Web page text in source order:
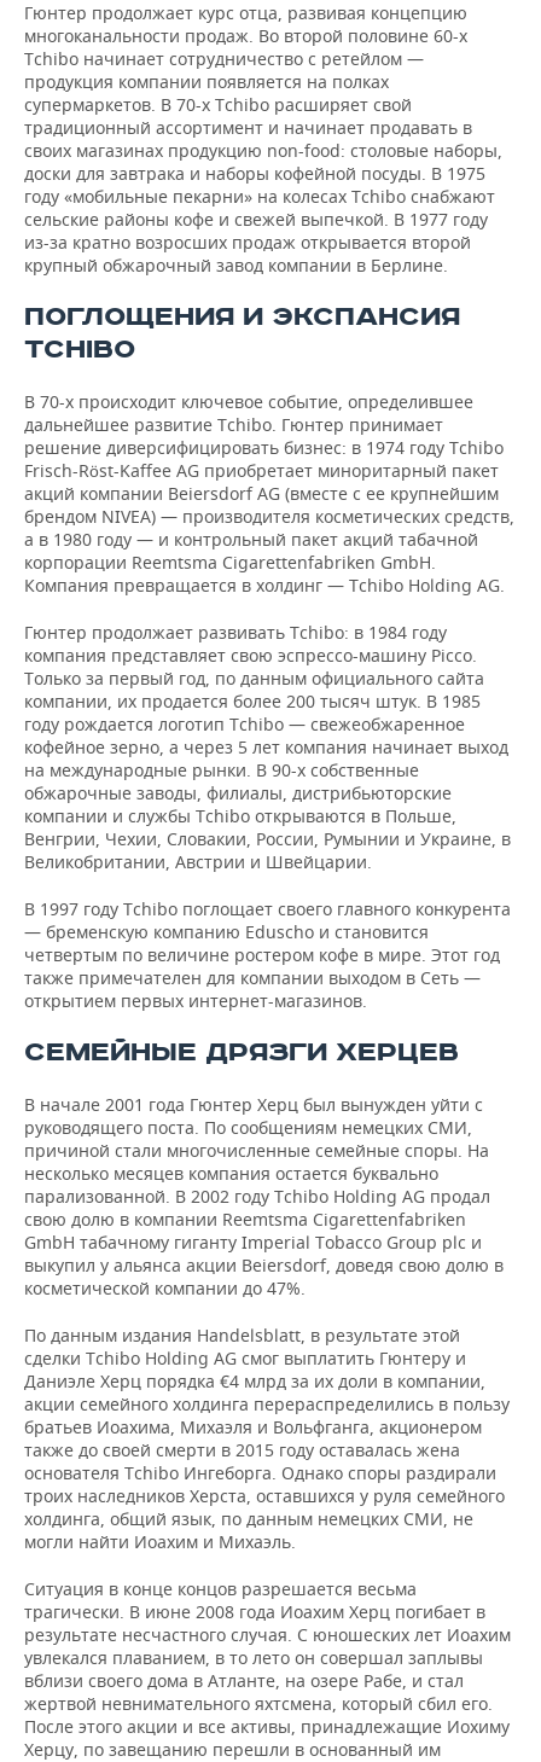
Гюнтер продолжает курс отца, развивая концепцию
многоканальности продаж. Во второй половине 60-х
Tchibo начинает сотрудничество с ретейлом —
продукция компании появляется на полках
супермаркетов. В 70-х Tchibo расширяет свой
традиционный ассортимент и начинает продавать в
своих магазинах продукцию non-food: столовые наборы,
доски для завтрака и наборы кофейной посуды. В 1975
году «мобильные пекарни» на колесах Tchibo снабжают
сельские районы кофе и свежей выпечкой. В 1977 году
из-за кратно возросших продаж открывается второй
крупный обжарочный завод компании в Берлине.
ПОГЛОЩЕНИЯ И ЭКСПАНСИЯ
TCHIBO
В 70-х происходит ключевое событие, определившее
дальнейшее развитие Tchibo. Гюнтер принимает
решение диверсифицировать бизнес: в 1974 году Tchibo
Frisch-Röst-Kaffee AG приобретает миноритарный пакет
акций компании Beiersdorf AG (вместе с ее крупнейшим
брендом NIVEA) — производителя косметических средств,
а в 1980 году — и контрольный пакет акций табачной
корпорации Reemtsma Cigarettenfabriken GmbH.
Компания превращается в холдинг — Tchibo Holding AG.
Гюнтер продолжает развивать Tchibo: в 1984 году
компания представляет свою эспрессо-машину Picco.
Только за первый год, по данным официального сайта
компании, их продается более 200 тысяч штук. В 1985
году рождается логотип Tchibo — свежеобжаренное
кофейное зерно, а через 5 лет компания начинает выход
на международные рынки. В 90-х собственные
обжарочные заводы, филиалы, дистрибьюторские
компании и службы Tchibo открываются в Польше,
Венгрии, Чехии, Словакии, России, Румынии и Украине, в
Великобритании, Австрии и Швейцарии.
В 1997 году Tchibo поглощает своего главного конкурента
— бременскую компанию Eduscho и становится
четвертым по величине ростером кофе в мире. Этот год
также примечателен для компании выходом в Сеть —
открытием первых интернет-магазинов.
СЕМЕЙНЫЕ ДРЯЗГИ ХЕРЦЕВ
В начале 2001 года Гюнтер Херц был вынужден уйти с
руководящего поста. По сообщениям немецких СМИ,
причиной стали многочисленные семейные споры. На
несколько месяцев компания остается буквально
парализованной. В 2002 году Tchibo Holding AG продал
свою долю в компании Reemtsma Cigarettenfabriken
GmbH табачному гиганту Imperial Tobacco Group plc и
выкупил у альянса акции Beiersdorf, доведя свою долю в
косметической компании до 47%.
По данным издания Handelsblatt, в результате этой
сделки Tchibo Holding AG смог выплатить Гюнтеру и
Даниэле Херц порядка €4 млрд за их доли в компании,
акции семейного холдинга перераспределились в пользу
братьев Иоахима, Михаэля и Вольфганга, акционером
также до своей смерти в 2015 году оставалась жена
основателя Tchibo Ингеборга. Однако споры раздирали
троих наследников Херста, оставшихся у руля семейного
холдинга, общий язык, по данным немецких СМИ, не
могли найти Иоахим и Михаэль.
Ситуация в конце концов разрешается весьма
трагически. В июне 2008 года Иоахим Херц погибает в
результате несчастного случая. С юношеских лет Иоахим
увлекался плаванием, в то лето он совершал заплывы
вблизи своего дома в Атланте, на озере Рабе, и стал
жертвой невнимательного яхтсмена, который сбил его.
После этого акции и все активы, принадлежащие Иохиму
Херцу, по завещанию перешли в основанный им